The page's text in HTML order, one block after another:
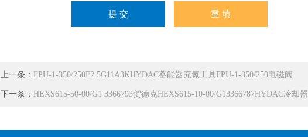
上一条： FPU-1-350/250F2.5G11A3KHYDAC蓄能器充氮工具FPU-1-350/250电磁阀
下一条： HEXS615-50-00/G1 3366793贺德克HEXS615-10-00/G13366787HYDAC冷却器